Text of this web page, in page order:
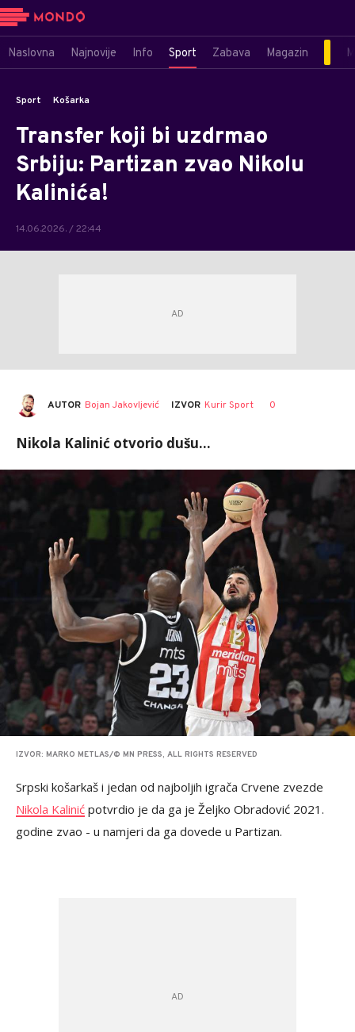
Naslovna Najnovije Info Sport Zabava Magazin
Sport Košarka
Transfer koji bi uzdrmao
Srbiju: Partizan zvao Nikolu
Kalinića!
14.06.2026. / 22:44
AUTOR Bojan Jakovljević IZVOR Kurir Sport 0
Nikola Kalinić otvorio dušu...
IZVOR: MARKO METLAS/© MN PRESS, ALL RIGHTS RESERVED
Srpski košarkaš i jedan od najboljih igrača Crvene zvezde
Nikola Kalinić potvrdio je da ga je Željko Obradović 2021.
godine zvao - u namjeri da ga dovede u Partizan.